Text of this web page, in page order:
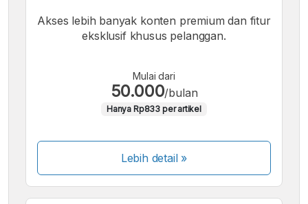
Akses lebih banyak konten premium dan fitur
eksklusif khusus pelanggan.
Mulai dari
50.000/bulan
Hanya Rp833 per artikel
Lebih detail »